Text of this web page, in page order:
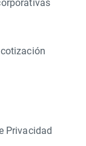
Privacidad